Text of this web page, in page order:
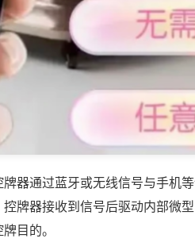
器通过蓝牙或无线信号与手机
牌器接收到信号后驱动内部微
目的。